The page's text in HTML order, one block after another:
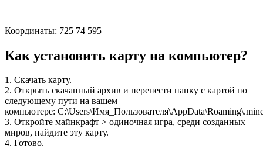
Координаты: 725 74 595
Как установить карту на компьютер?
1. Скачать карту.
2. Открыть скачанный архив и перенести папку с картой по
следующему пути на вашем
компьютере:
3. Откройте майнкрафт > одиночная игра, среди созданных
миров, найдите эту карту.
4. Готово.